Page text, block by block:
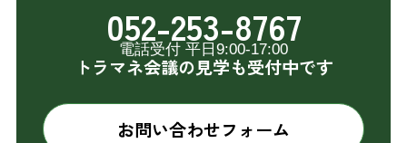
052-253-8767
電話受付 平日9:00-17:00
トラマネ会議の見学も受付中です
お問い合わせフォーム